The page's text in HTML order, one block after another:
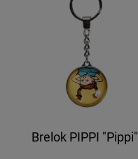
Brelok PIPPI "Pippi"